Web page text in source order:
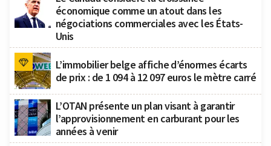
économique comme un atout dans les
négociations commerciales avec les États-
Unis
L’immobilier belge affiche d’énormes écarts
de prix : de 1 094 à 12 097 euros le mètre carré
L’OTAN présente un plan visant à garantir
l’approvisionnement en carburant pour les
années à venir